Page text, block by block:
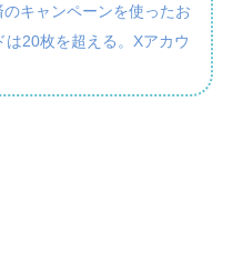
キャンペーンを使ったお
20枚を超える。Xアカウ